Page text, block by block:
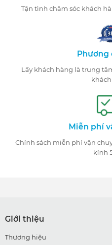
Tận tình chăm sóc khách
Phương
Lấy khách hàng là trung
Miễn phí
Chính sách miễn phí vận
kính
Giới thiệu
Thương hiệu